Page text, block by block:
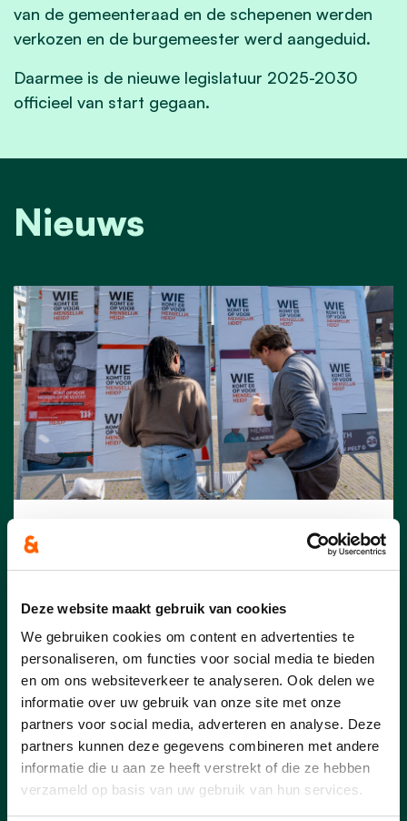
Deze website maakt gebruik van cookies
We gebruiken cookies om content en advertenties te
personaliseren, om functies voor social media te bieden
en om ons websiteverkeer te analyseren. Ook delen we
informatie over uw gebruik van onze site met onze
partners voor social media, adverteren en analyse. Deze
partners kunnen deze gegevens combineren met andere
informatie die u aan ze heeft verstrekt of die ze hebben
verzameld op basis van uw gebruik van hun services.
van de gemeenteraad en de schepenen werden
verkozen en de burgemeester werd aangeduid.
Daarmee is de nieuwe legislatuur 2025-2030
officieel van start gegaan.
Nieuws
Pelt scoort in Vlaamse top-
15 voor 11.11.11
Vorig jaar haalde Pelt 44 425 euro op
voor 11.11.11. Daarmee eindigt onze
gemeente op de vijftiende plaats in
Vlaanderen en op de derde plaats in
Limburg. Ook per inwoner scoort Pelt
opvallend sterk: met 1,28 euro per
inwoner ligt de opbrengst ruim dubbel zo
hoog als het Vlaamse gemiddelde.